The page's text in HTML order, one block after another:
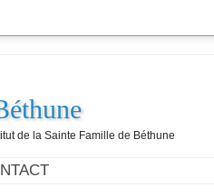
de la Sainte Famille de Béthune